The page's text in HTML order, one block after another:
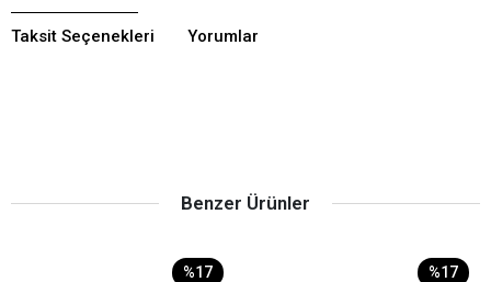
Taksit Seçenekleri Yorumlar
Benzer Ürünler
%17 %17